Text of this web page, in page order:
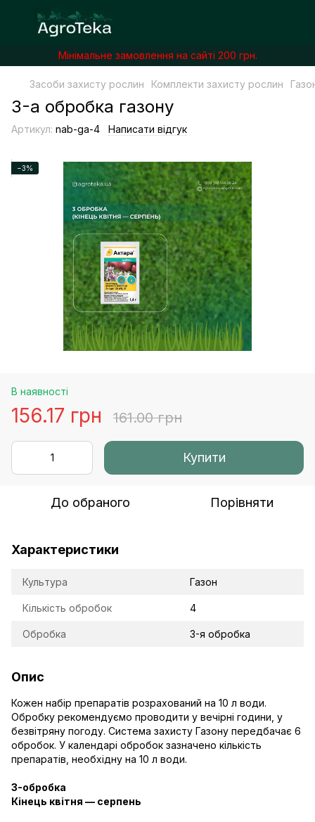
Мінімальне замовлення на сайті 200 грн.
Засоби захисту рослин Комплекти захисту рослин
3-а обробка газону
Артикул: nab-ga-4 Написати відгук
−3%
В наявності
156.17 грн 161.00 грн
Купити
До обраного Порівняти
Характеристики
Культура Газон
Кількість обробок 4
Обробка 3-я обробка
Опис
Кожен набір препаратів розрахований на 10 л води.
Обробку рекомендуємо проводити у вечірні години, у
безвітряну погоду. Система захисту Газону передбачає 6
обробок. У календарі обробок зазначено кількість
препаратів, необхідну на 10 л води.
3-обробка
Кінець квітня — серпень